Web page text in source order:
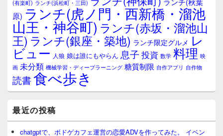
(有楽町) ランチ(浜松町・三田)
原) ランチ(虎ノ門・西新橋・溜池
山王・神谷町) ランチ(赤坂・溜池山
王) ランチ(銀座・築地) ランチ限定グルメ レ
ビュー 人狼 娘は誰にもやらん 息子 投資 数学 料理 映
画 未分類 機械学習・ディープラーニング 糖質制限 自作アプリ 自作物
読書食べ歩き
最近の投稿
chatgptで、ボドゲカフェ運営の恋愛ADVを作ってみた。 イベン